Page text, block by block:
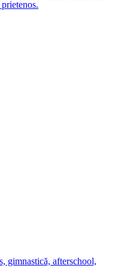
gimnastică, afterschool,